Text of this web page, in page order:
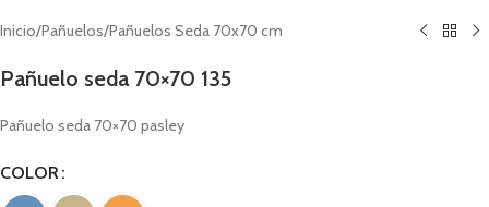
Inicio/Pañuelos/Pañuelos Seda 70x70 cm
Pañuelo seda 70×70 135
Pañuelo seda 70×70 pasley
COLOR